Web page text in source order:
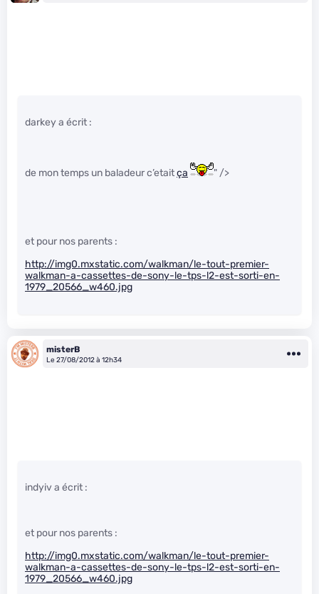
darkey a écrit :
de mon temps un baladeur c’etaitça " />
et pour nos parents :
http://img0.mxstatic.com/walkman/le-tout-premier-
walkman-a-cassettes-de-sony-le-tps-l2-est-sorti-en-
1979_20566_w460.jpg
misterB
Le 27/08/2012 à 12h34
indyiv a écrit :
et pour nos parents :
http://img0.mxstatic.com/walkman/le-tout-premier-
walkman-a-cassettes-de-sony-le-tps-l2-est-sorti-en-
1979_20566_w460.jpg